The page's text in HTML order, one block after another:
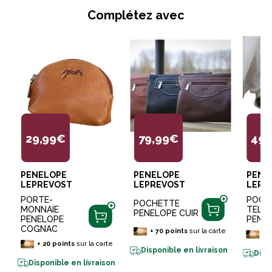
Complétez avec
29,99€
PENELOPE
LEPREVOST
PORTE-
MONNAIE
PENELOPE
COGNAC
+20 points sur la carte
Disponible en livraison
79,99€
PENELOPE
LEPREVOST
POCHETTE
PENELOPE CUIR
+ 70pointssur la carte
Disponible en livraison